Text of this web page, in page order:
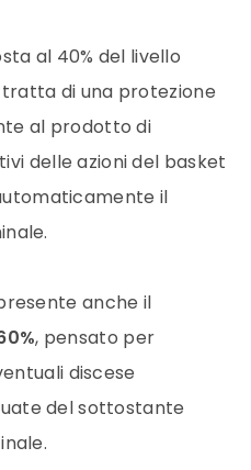
al 40% del livello
di una protezione
al prodotto di
delle azioni del basket
il
anche il
, pensato per
discese
del sottostante